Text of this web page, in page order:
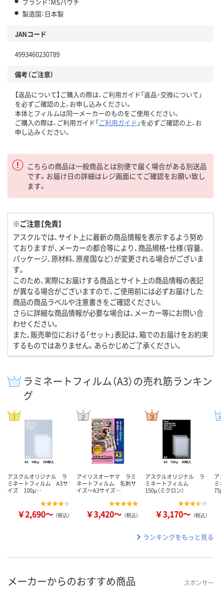
製造国：日本製
JANコード
4993460230789
備考（ご注意）
【返品について】ご購入の際は、ご利用ガイド「返品・交換について」
を必ずご確認の上、お申し込みください。
本体とフィルムは同一メーカーのものをご使用ください。
ご購入の際は、ご利用ガイド「ご利用ガイド 」を必ずご確認の上、お
申し込みください。
こちらの商品は一般商品とは別便で届く場合がある別送品
です。お届け日の詳細はレジ画面にてご確認をお願い致し
ます。
※ご注意【免責】
アスクルでは、サイト上に最新の商品情報を表示するよう努め
ておりますが、メーカーの都合等により、商品規格・仕様（容量、
パッケージ、原材料、原産国など）が変更される場合がございま
す。
このため、実際にお届けする商品とサイト上の商品情報の表記
が異なる場合がございますので、ご使用前には必ずお届けした
商品の商品ラベルや注意書きをご確認ください。
さらに詳細な商品情報が必要な場合は、メーカー等にお問い合
わせください。
また、販売単位における「セット」表記は、箱でのお届けをお約束
するものではありません。あらかじめご了承ください。
ラミネートフィルム（A3）の売れ筋ランキン
グ
アスクルオリジナル ラ
ミネートフィルム A3サ
イズ 100μ…
￥2,690～ （税込）
アイリスオーヤマ ラミ
ネートフィルム 名刺サ
イズ～A3サイズ…
￥3,420～ （税込）
アスクルオリジナル ラ
ミネートフィルム
150μ（ミクロン）
￥3,170～ （税込）
ランキングをもっと見る
メーカーからのおすすめ商品 スポンサー